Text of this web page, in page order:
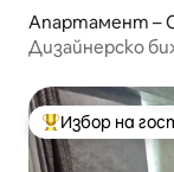
Апартамент –
Дизайнерско
Най-популярен
Избор на